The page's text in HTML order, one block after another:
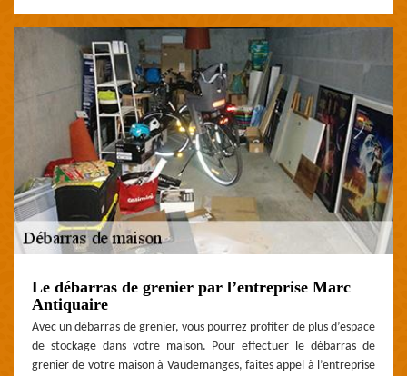
Le débarras de grenier par l’entreprise Marc
Antiquaire
Avec un débarras de grenier, vous pourrez profiter de plus d’espace
de stockage dans votre maison. Pour effectuer le débarras de
grenier de votre maison à Vaudemanges, faites appel à l’entreprise